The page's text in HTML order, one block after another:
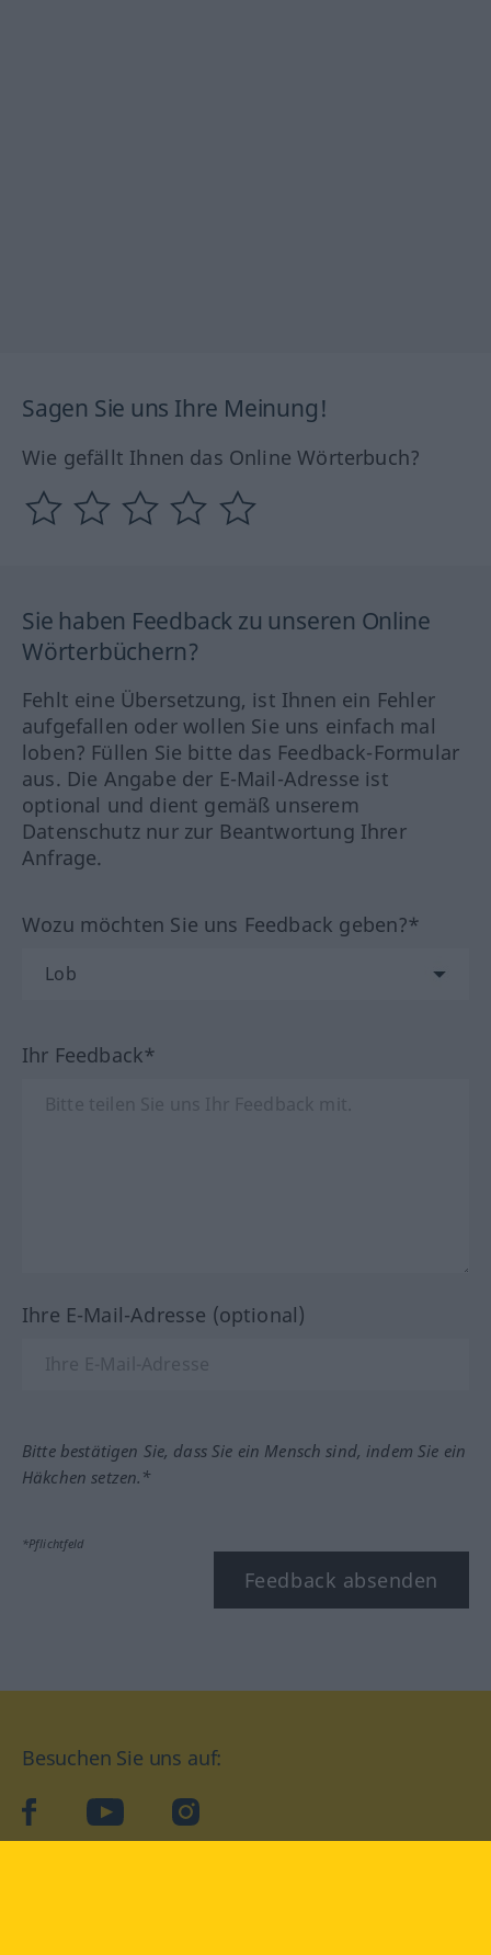
Sagen Sie uns Ihre Meinung!
Wie gefällt Ihnen das Online Wörterbuch?
Sie haben Feedback zu unseren Online
Wörterbüchern?
Fehlt eine Übersetzung, ist Ihnen ein Fehler
aufgefallen oder wollen Sie uns einfach mal
loben? Füllen Sie bitte das Feedback-Formular
aus. Die Angabe der E-Mail-Adresse ist
optional und dient gemäß unserem
Datenschutz nur zur Beantwortung Ihrer
Anfrage.
Wozu möchten Sie uns Feedback geben?*
Ihr Feedback*
Ihre E-Mail-Adresse (optional)
Bitte bestätigen Sie, dass Sie ein Mensch sind, indem Sie ein
Häkchen setzen.*
*Pflichtfeld
Feedback absenden
Besuchen Sie uns auf:
facebookYouTube Instagram